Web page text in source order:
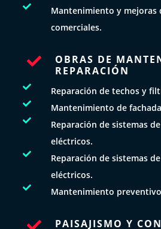

Mantenimiento y mejoras
comerciales.

OBRAS DE
REPARACIÓN
 Reparación de techos y
 Mantenimiento de

Reparación de sistemas
eléctricos.

Reparación de sistemas
eléctricos.
 Mantenimiento

PAISAJISMO Y